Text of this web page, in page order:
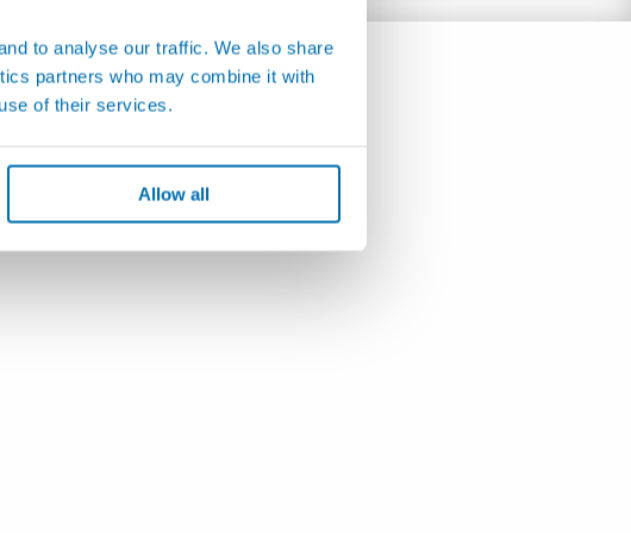
to analyse our traffic. We also share
partners who may combine it with
of their services.
Allow all